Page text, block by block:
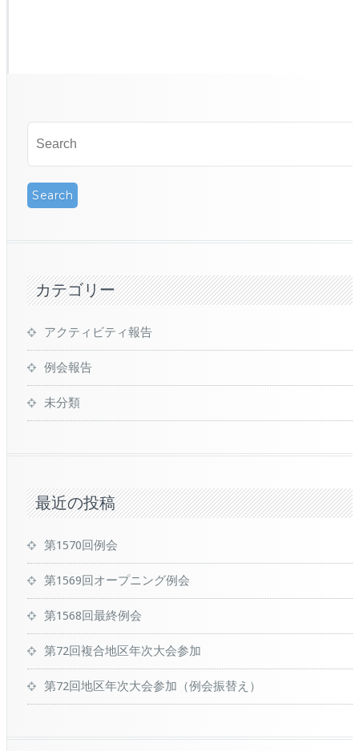
カテゴリー
アクティビティ報告
例会報告
未分類
最近の投稿
第1570回例会
第1569回オープニング例会
第1568回最終例会
第72回複合地区年次大会参加
第72回地区年次大会参加（例会振替え）